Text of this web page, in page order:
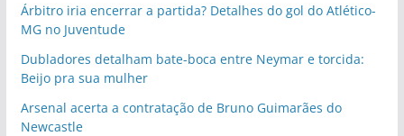
Árbitro iria encerrar a partida? Detalhes do gol do Atlético-
MG no Juventude
Dubladores detalham bate-boca entre Neymar e torcida:
Beijo pra sua mulher
Arsenal acerta a contratação de Bruno Guimarães do
Newcastle